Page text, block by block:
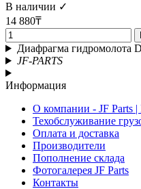
В наличии ✓
14 880₸
Диафрагма гидромолота
JF-PARTS
Информация
О компании - JF Parts |
Техобслуживание
Оплата и доставка
Производители
Пополнение склада
Фотогалерея JF Parts
Контакты